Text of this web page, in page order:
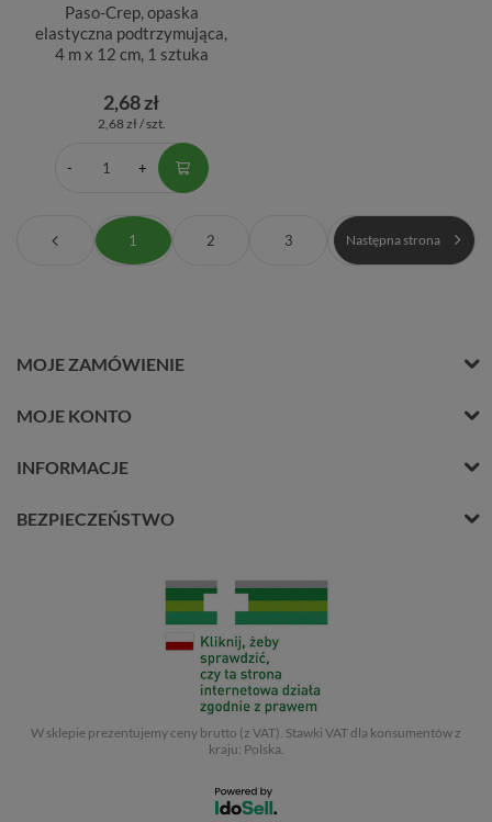
Paso-Crep, opaska
elastyczna podtrzymująca,
4 m x 12 cm, 1 sztuka
2,68 zł
2,68 zł / szt.
1 2 3 Następna strona
MOJE ZAMÓWIENIE
MOJE KONTO
INFORMACJE
BEZPIECZEŃSTWO
W sklepie prezentujemy ceny brutto (z VAT). Stawki VAT dla konsumentów z
kraju: Polska.